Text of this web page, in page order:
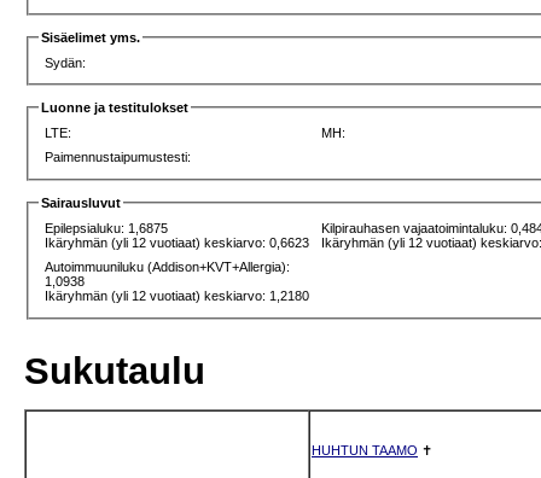
Sisäelimet yms.
Sydän:
Luonne ja testitulokset
LTE:
MH:
Paimennustaipumustesti:
Sairausluvut
Epilepsialuku: 1,6875
Ikäryhmän (yli 12 vuotiaat) keskiarvo: 0,6623
Kilpirauhasen vajaatoimintaluku:
Ikäryhmän (yli 12 vuotiaat)
Autoimmuuniluku (Addison+KVT+Allergia):
1,0938
Ikäryhmän (yli 12 vuotiaat) keskiarvo: 1,2180
Sukutaulu
HUHTUN TAAMO ✝